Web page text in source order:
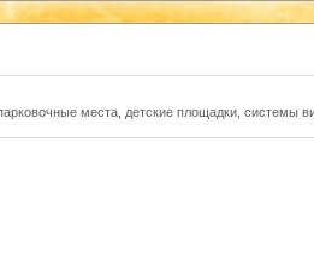
места, детские площадки, системы